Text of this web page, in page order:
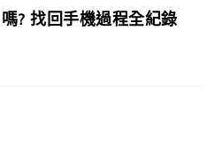
? 找回手機過程全紀錄